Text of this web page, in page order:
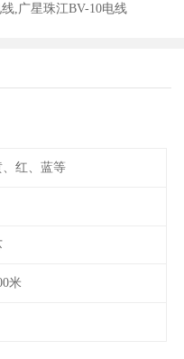
,广星珠江BV-10电线
红、蓝等
米